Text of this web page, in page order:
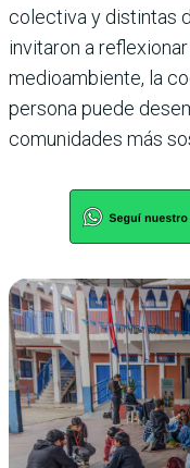
colectiva y distintas
invitaron a
medioambiente, la
persona puede
comunidades más